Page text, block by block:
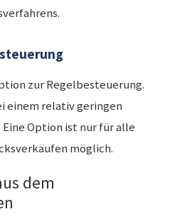
zur Regelbesteuerung.
einem relativ geringen
Option ist nur für alle
möglich.
dem